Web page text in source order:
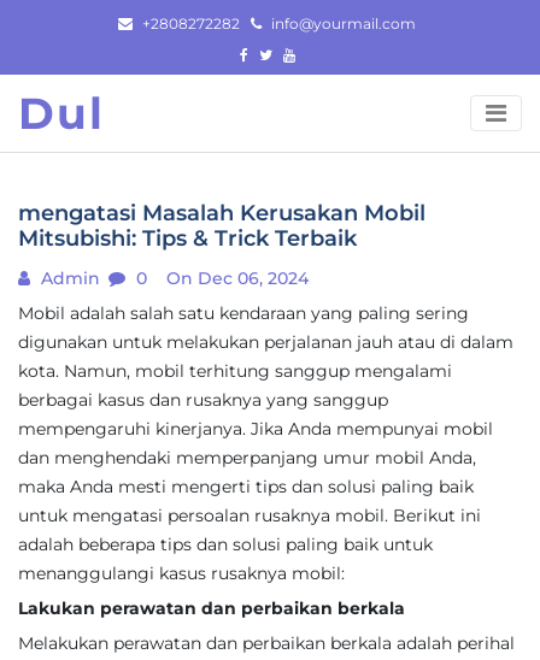
content
+2808272282 info@yourmail.com
Dul
mengatasi Masalah Kerusakan Mobil
Mitsubishi: Tips & Trick Terbaik
Admin 0
On Dec 06, 2024
Mobil adalah salah satu kendaraan yang paling sering
digunakan untuk melakukan perjalanan jauh atau di dalam
kota. Namun, mobil terhitung sanggup mengalami
berbagai kasus dan rusaknya yang sanggup
mempengaruhi kinerjanya. Jika Anda mempunyai mobil
dan menghendaki memperpanjang umur mobil Anda,
maka Anda mesti mengerti tips dan solusi paling baik
untuk mengatasi persoalan rusaknya mobil. Berikut ini
adalah beberapa tips dan solusi paling baik untuk
menanggulangi kasus rusaknya mobil:
Lakukan perawatan dan perbaikan berkala
Melakukan perawatan dan perbaikan berkala adalah perihal